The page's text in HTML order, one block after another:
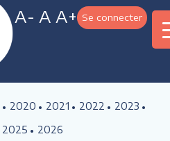
A- A A+ Se connecter
2020 2021 2022
2023
2025 2026